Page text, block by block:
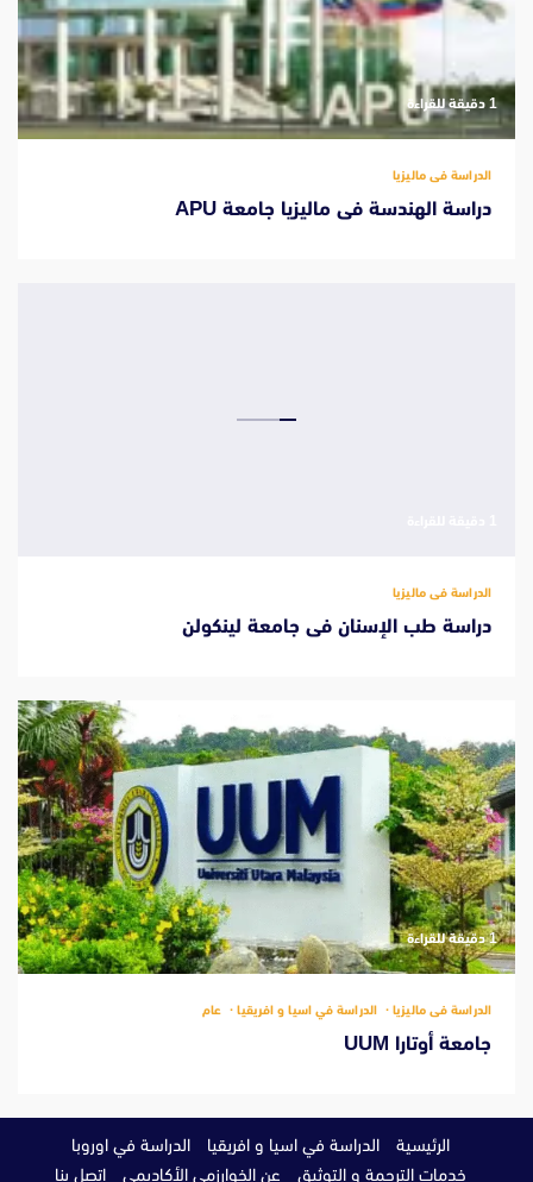
‫1 دقيقة للقراءة
الدراسة فى ماليزيا
دراسة الهندسة فى ماليزيا جامعة APU
الدراسة فى ماليزيا
دراسة طب الإسنان فى جامعة لينكولن
‫1 دقيقة للقراءة
الدراسة فى ماليزيا الدراسة في اسيا و افريقيا عام
جامعة أوتارا UUM
الرئيسية الدراسة في اسيا و افريقيا
الدراسة في اوروبا
خدمات الترجمة و التوثيق
عن الخوارزمى الأكاديمي اتصل بنا